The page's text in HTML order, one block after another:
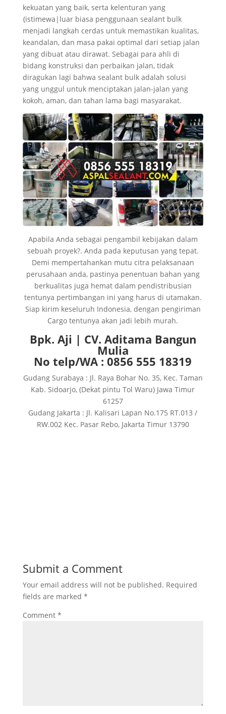
kekuatan yang baik, serta kelenturan yang
{istimewa|luar biasa penggunaan sealant bulk
menjadi langkah cerdas untuk memastikan kualitas,
keandalan, dan masa pakai optimal dari setiap jalan
yang dibuat atau dirawat. Sebagai para ahli di
bidang konstruksi dan perbaikan jalan, tidak
diragukan lagi bahwa sealant bulk adalah solusi
yang unggul untuk menciptakan jalan-jalan yang
kokoh, aman, dan tahan lama bagi masyarakat.
Apabila Anda sebagai pengambil kebijakan dalam
sebuah proyek?. Anda pada keputusan yang tepat.
Demi mempertahankan mutu citra pelaksanaan
perusahaan anda, pastinya penentuan bahan yang
berkualitas juga hemat dalam pendistribusian
tentunya pertimbangan ini yang harus di utamakan.
Siap kirim keseluruh Indonesia, dengan pengiriman
Cargo tentunya akan jadi lebih murah.
Bpk. Aji | CV. Aditama Bangun
Mulia
No telp/WA : 0856 555 18319
Gudang Surabaya : Jl. Raya Bohar No. 35, Kec. Taman
Kab. Sidoarjo, (Dekat pintu Tol Waru) Jawa Timur
61257
Gudang Jakarta : Jl. Kalisari Lapan No.175 RT.013 /
RW.002 Kec. Pasar Rebo, Jakarta Timur 13790
Submit a Comment
Your email address will not be published. Required
fields are marked *
Comment *